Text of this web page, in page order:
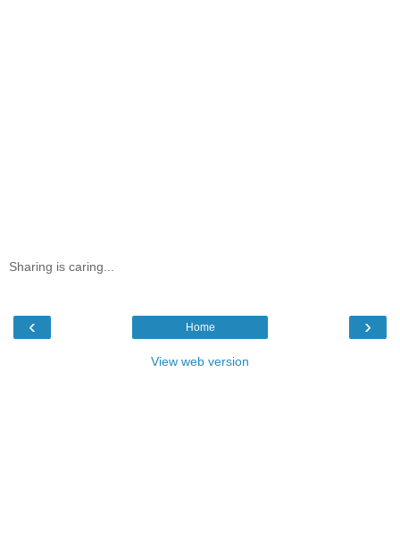
Sharing is caring...
‹ ›
Home
View web version